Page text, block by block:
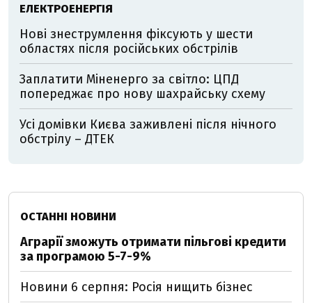
ЕЛЕКТРОЕНЕРГІЯ
Нові знеструмлення фіксують у шести
областях після російських обстрілів
Заплатити Міненерго за світло: ЦПД
попереджає про нову шахрайську схему
Усі домівки Києва заживлені після нічного
обстрілу – ДТЕК
ОСТАННІ НОВИНИ
Аграрії зможуть отримати пільгові кредити
за програмою 5-7-9%
Новини 6 серпня: Росія нищить бізнес